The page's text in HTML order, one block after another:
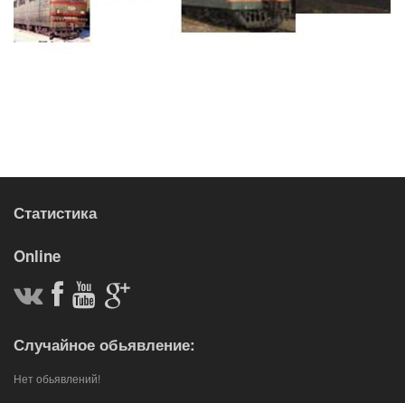
Статистика
Online
Случайное обьявление:
Нет обьявлений!